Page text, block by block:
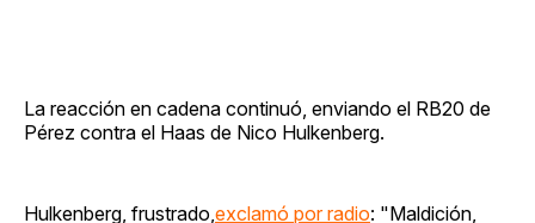
La reacción en cadena continuó, enviando el RB20 de
Pérez contra el Haas de Nico Hulkenberg.
Hulkenberg, frustrado, exclamó por radio: "Maldición,